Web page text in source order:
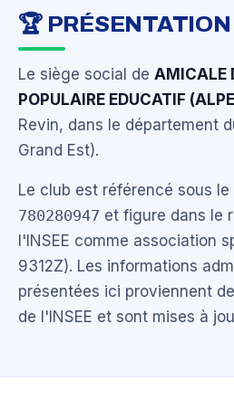
🏆
Le siège social de AMICALE
POPULAIRE EDUCATIF
Revin, dans le département
Grand Est).
Le club est référencé sous le
780280947 et figure dans le
l'INSEE comme association
9312Z). Les informations
présentées ici proviennent
de l'INSEE et sont mises à